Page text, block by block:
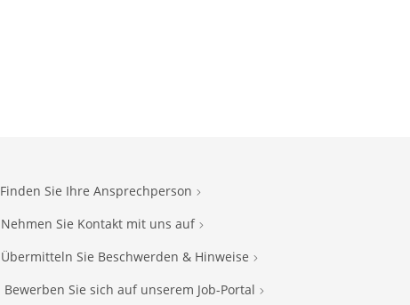
Finden Sie Ihre Ansprechperson
Nehmen Sie Kontakt mit uns auf
Übermitteln Sie Beschwerden & Hinweise
Bewerben Sie sich auf unserem Job-Portal